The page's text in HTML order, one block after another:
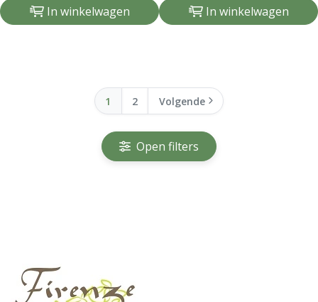
In winkelwagen In winkelwagen
1 2 Volgende
Open filters